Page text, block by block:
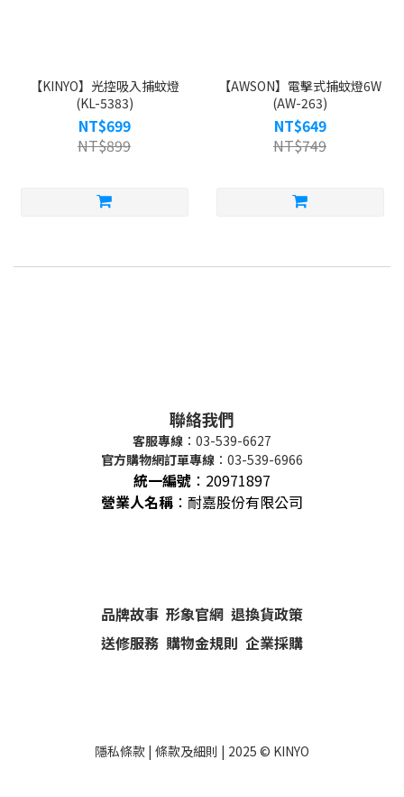
【KINYO】光控吸入捕蚊燈
(KL-5383)
NT$699
NT$899
【AWSON】電擊式捕蚊燈6W
(AW-263)
NT$649
NT$749
聯絡我們
客服專線 ：03-539-6627
官方購物網訂單專線 ：03-539-6966
統一編號 ： 20971897
營業人名稱 ：耐嘉股份有限公司
品牌故事 形象官網 退換貨政策
送修服務 購物金規則 企業採購
隱私條款 | 條款及細則 | 2025 © KINYO